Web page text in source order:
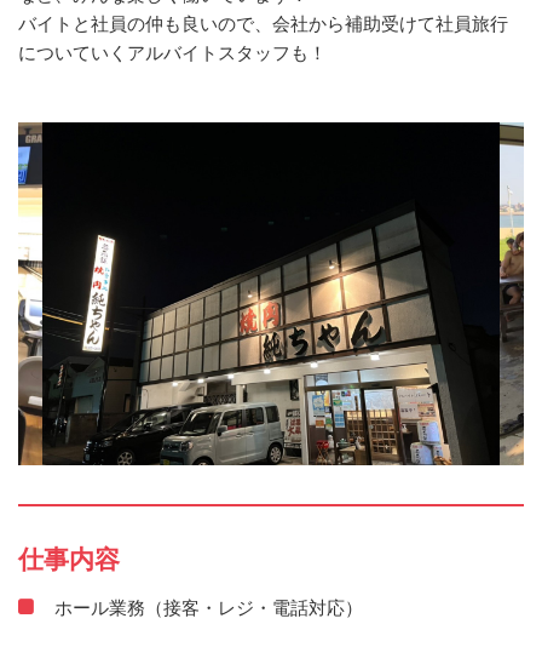
バイトと社員の仲も良いので、会社から補助受けて社員旅行
についていくアルバイトスタッフも！
仕事内容
ホール業務（接客・レジ・電話対応）